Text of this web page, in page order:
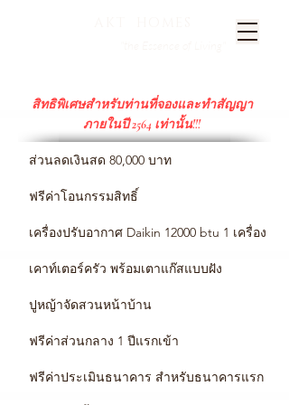
สิทธิพิเศษสำหรับท่านที่จองและทำสัญญา
ภายในปี 2564 เท่านั้น!!!
ส่วนลดเงินสด 80,000 บาท
ฟรีค่าโอนกรรมสิทธิ์
เครื่องปรับอากาศ Daikin 12000 btu 1 เครื่อง
เคาท์เตอร์ครัว พร้อมเตาแก๊สแบบฝัง
ปูหญ้าจัดสวนหน้าบ้าน
ฟรีค่าส่วนกลาง 1 ปีแรกเข้า
ฟรีค่าประเมินธนาคาร สำหรับธนาคารแรก